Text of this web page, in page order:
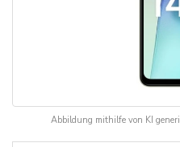
Abbildung mithilfe von KI